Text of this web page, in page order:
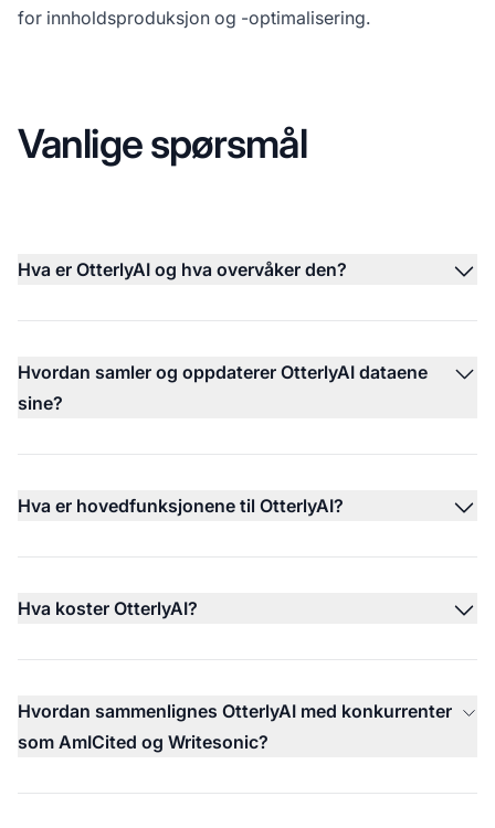
for innholdsproduksjon og -optimalisering.
Vanlige spørsmål
Hva er OtterlyAI og hva overvåker den?
Hvordan samler og oppdaterer OtterlyAI dataene
sine?
Hva er hovedfunksjonene til OtterlyAI?
Hva koster OtterlyAI?
Hvordan sammenlignes OtterlyAI med konkurrenter
som AmICited og Writesonic?